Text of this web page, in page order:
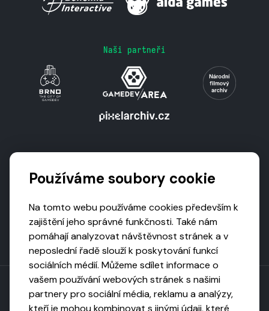
Naši partneři
Používáme soubory cookie
Na tomto webu používáme cookies především k
zajištění jeho správné funkčnosti. Také nám
pomáhají analyzovat návštěvnost stránek a v
neposlední řadě slouží k poskytování funkcí
sociálních médií. Můžeme sdílet informace o
vašem používání webových stránek s našimi
partnery pro sociální média, reklamu a analýzy,
kteří je mohou kombinovat s jinými údaji, které